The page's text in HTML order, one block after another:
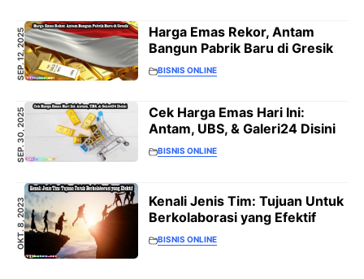
SEP. 12, 2025
Harga Emas Rekor, Antam
Bangun Pabrik Baru di Gresik
BISNIS ONLINE
SEP. 30, 2025
Cek Harga Emas Hari Ini:
Antam, UBS, & Galeri24 Disini
BISNIS ONLINE
OKT. 8, 2023
Kenali Jenis Tim: Tujuan Untuk
Berkolaborasi yang Efektif
BISNIS ONLINE